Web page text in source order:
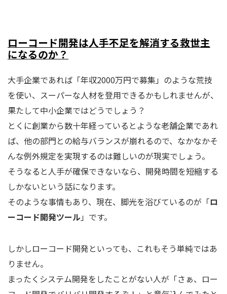
ローコード開発は人手不足を解消する救世主
になるのか？
大手企業であれば「年収2000万円で募集」のような荒技
を使い、スーパーな人材を登用できるかもしれませんが、
果たして中小企業ではどうでしょう？
とくに創業から数十年経っているとような老舗企業であれ
ば、他の部門との給与バランスが崩れるので、なかなかそ
んな例外規定を実現するのは難しいのが現実でしょう。
そうなると人手が確保できないなら、開発時間を短縮する
しかないという話になります。
そのような事情もあり、現在、脚光を浴びているのが「ロ
ーコード開発ツール 」です。
しかしローコード開発といっても、これもそう単純ではあ
りません。
まったくシステム開発をしたことがない人が「さぁ、ロー